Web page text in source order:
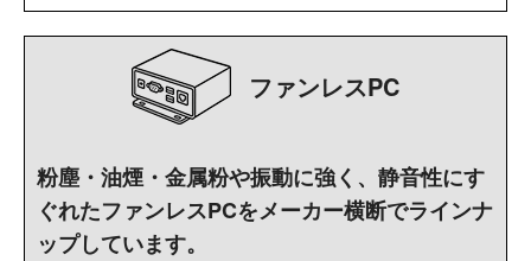
ファンレスPC
粉塵・油煙・金属粉や振動に強く、静音性にす
ぐれたファンレスPCをメーカー横断でラインナ
ップしています。